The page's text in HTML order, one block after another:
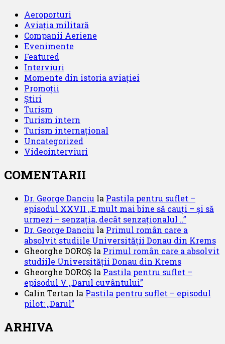
Aeroporturi
Aviația militară
Companii Aeriene
Evenimente
Featured
Interviuri
Momente din istoria aviației
Promoții
Știri
Turism
Turism intern
Turism internațional
Uncategorized
Videointerviuri
COMENTARII
Dr. George Danciu la Pastila pentru suflet –
episodul XXVII ,,E mult mai bine să cauți – și să
urmezi – senzația, decât senzaționalul ..”
Dr. George Danciu la Primul român care a
absolvit studiile Universității Donau din Krems
Gheorghe DOROȘ la Primul român care a absolvit
studiile Universității Donau din Krems
Gheorghe DOROȘ la Pastila pentru suflet –
episodul V ,,Darul cuvântului”
Calin Tertan la Pastila pentru suflet – episodul
pilot: ,,Darul”
ARHIVA